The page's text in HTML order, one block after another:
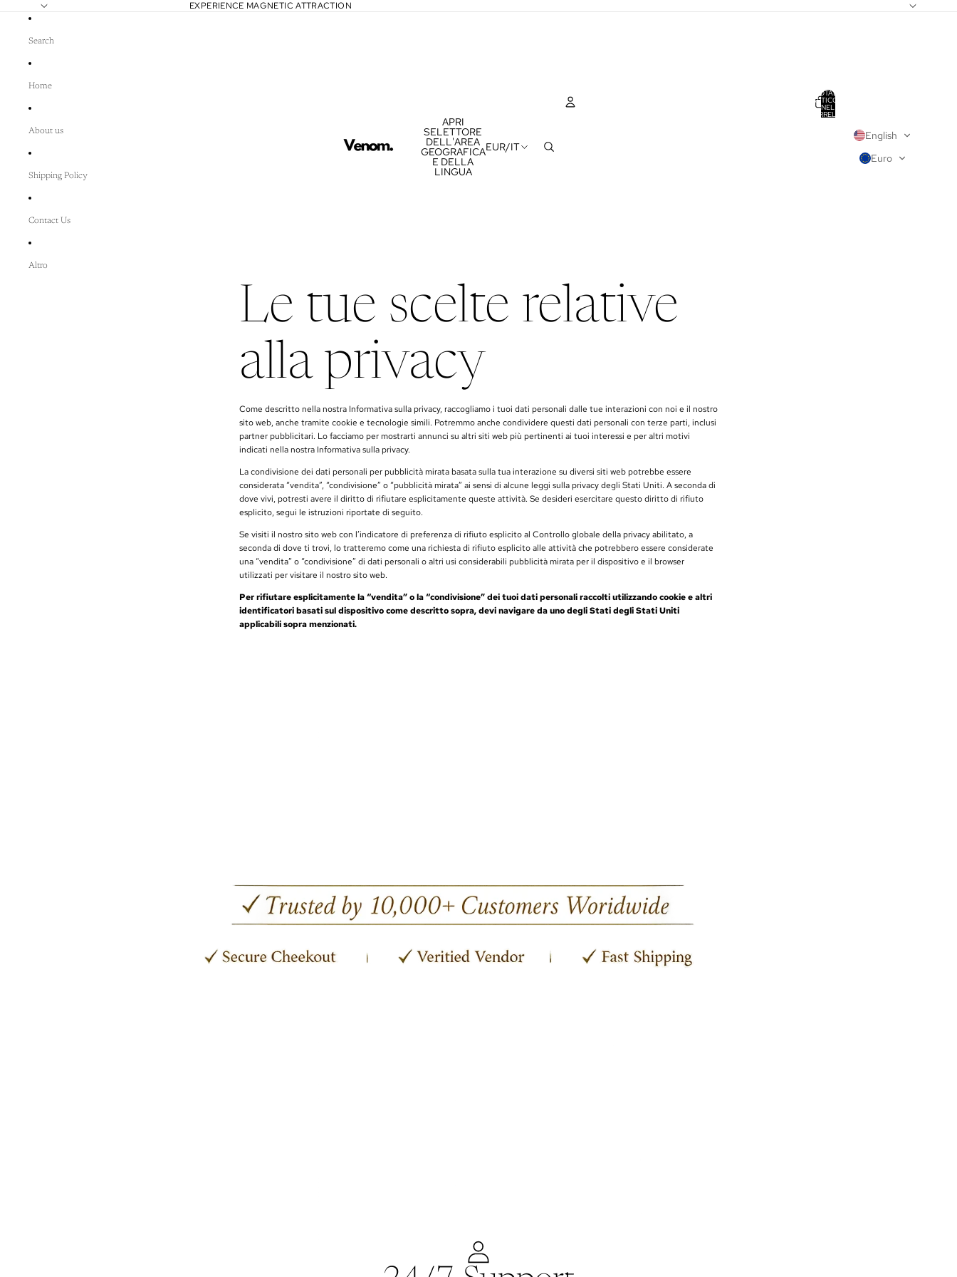
EXPERIENCE MAGNETIC ATTRACTION
Search
Home
About us
Shipping Policy
Contact Us
Altro
APRI
SELETTORE
DELL'AREA
GEOGRAFICA
E DELLA
LINGUA
EUR/IT
TOTALE
ARTICOLI
NEL
CARRELLO:
English
Euro
Le tue scelte relative
alla privacy
Come descritto nella nostra Informativa sulla privacy, raccogliamo i tuoi dati personali dalle tue interazioni con noi e il nostro
sito web, anche tramite cookie e tecnologie simili. Potremmo anche condividere questi dati personali con terze parti, inclusi
partner pubblicitari. Lo facciamo per mostrarti annunci su altri siti web più pertinenti ai tuoi interessi e per altri motivi
indicati nella nostra Informativa sulla privacy.
La condivisione dei dati personali per pubblicità mirata basata sulla tua interazione su diversi siti web potrebbe essere
considerata “vendita”, “condivisione” o “pubblicità mirata” ai sensi di alcune leggi sulla privacy degli Stati Uniti. A seconda di
dove vivi, potresti avere il diritto di rifiutare esplicitamente queste attività. Se desideri esercitare questo diritto di rifiuto
esplicito, segui le istruzioni riportate di seguito.
Se visiti il nostro sito web con l’indicatore di preferenza di rifiuto esplicito al Controllo globale della privacy abilitato, a
seconda di dove ti trovi, lo tratteremo come una richiesta di rifiuto esplicito alle attività che potrebbero essere considerate
una “vendita” o “condivisione” di dati personali o altri usi considerabili pubblicità mirata per il dispositivo e il browser
utilizzati per visitare il nostro sito web.
Per rifiutare esplicitamente la “vendita” o la “condivisione” dei tuoi dati personali raccolti utilizzando cookie e altri
identificatori basati sul dispositivo come descritto sopra, devi navigare da uno degli Stati degli Stati Uniti
applicabili sopra menzionati.